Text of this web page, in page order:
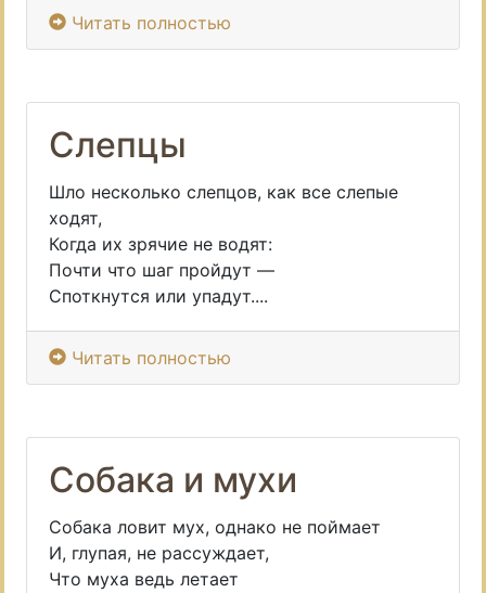
Читать полностью
Слепцы
Шло несколько слепцов, как все слепые
ходят,
Когда их зрячие не водят:
Почти что шаг пройдут —
Споткнутся или упадут....
Читать полностью
Собака и мухи
Собака ловит мух, однако не поймает
И, глупая, не рассуждает,
Что муха ведь летает